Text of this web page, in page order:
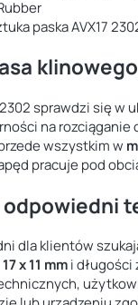
paska AVX17
klinowego
sprawdzi się w
na
wszystkim w
pracuje pod
dla klientów
17 x 11 mmi